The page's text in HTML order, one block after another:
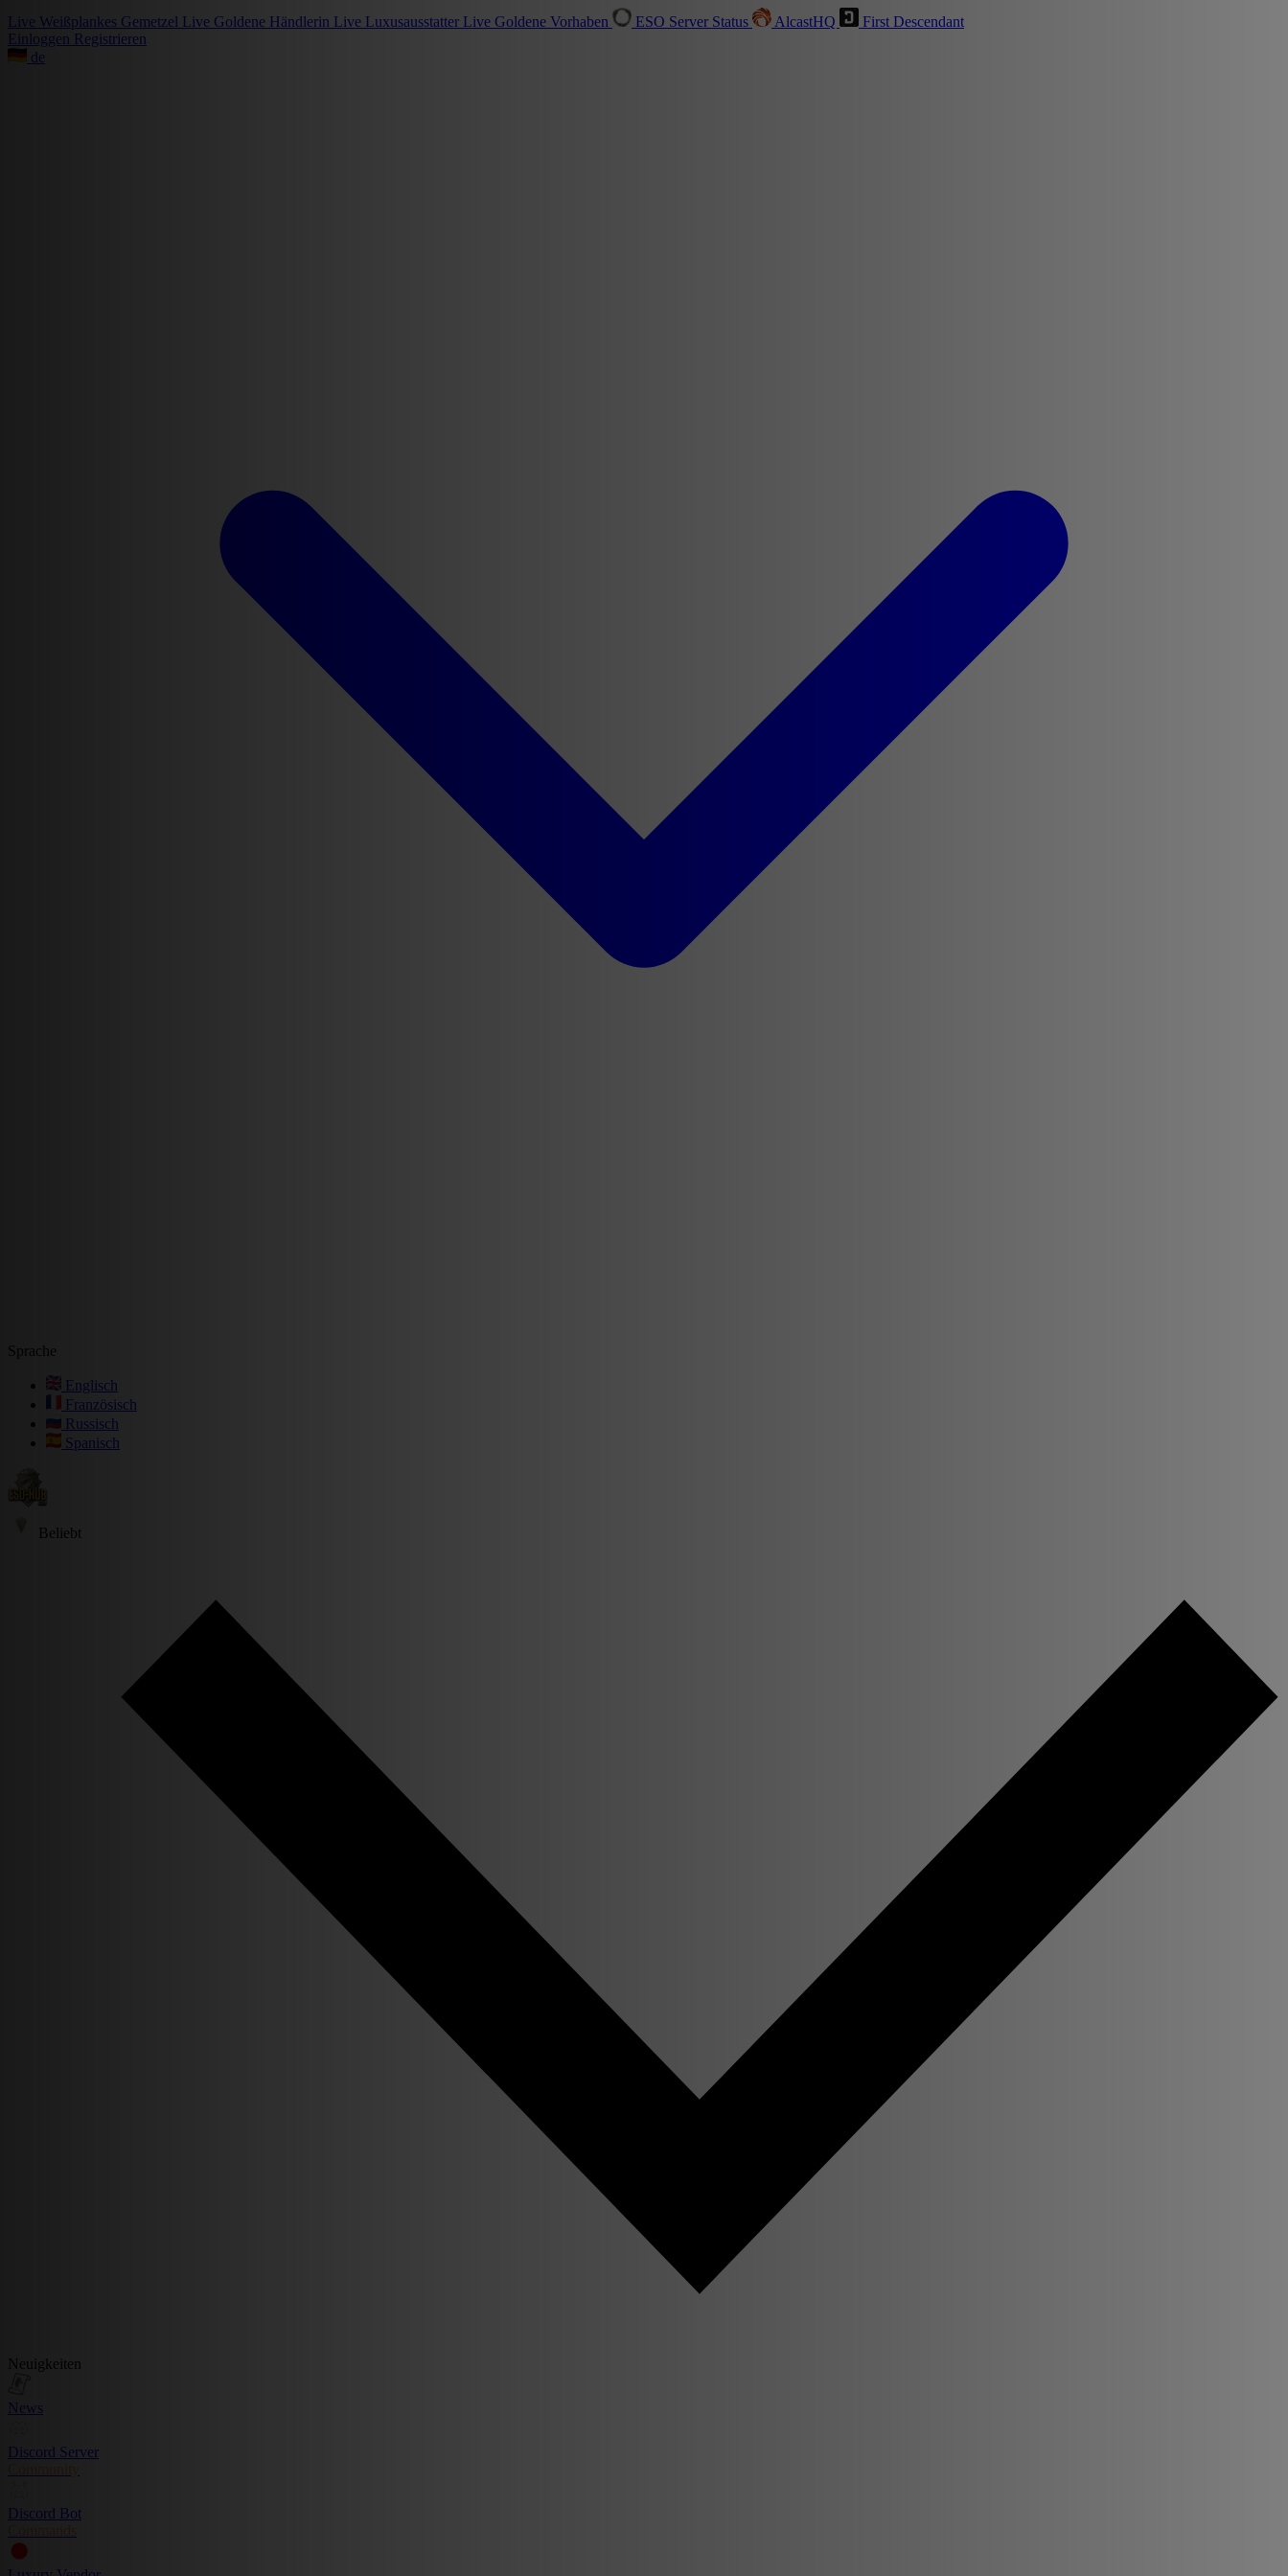
Live Weißplankes Gemetzel Live Goldene Händlerin Live Luxusausstatter Live Goldene Vorhaben ESO Server Status AlcastHQ
First Descendant
Einloggen Registrieren
de
Sprache
Englisch
Französisch
Russisch
Spanisch
Beliebt
Neuigkeiten
News
Discord Server
Community
Discord Bot